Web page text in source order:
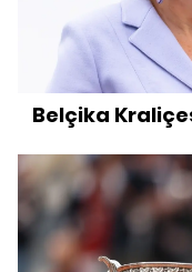
Belçika